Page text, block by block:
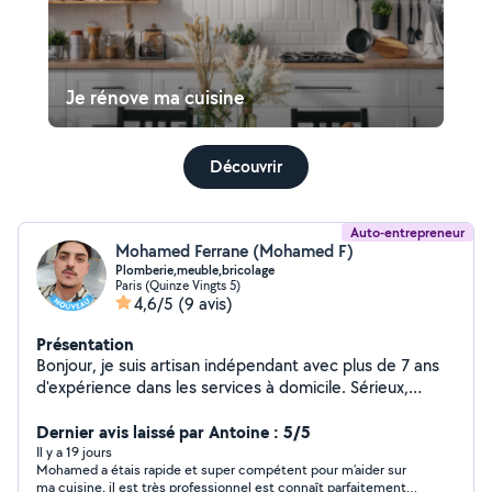
Je rénove ma cuisine
Découvrir
Auto-entrepreneur
Mohamed Ferrane (Mohamed F)
Plomberie,meuble,bricolage
Paris (Quinze Vingts 5)
4,6/5 (9 avis)
Présentation
Bonjour, je suis artisan indépendant avec plus de 7 ans
d'expérience dans les services à domicile. Sérieux,
qualité sur Paris et en Île-de-France. Mes prestations : *
Montage de meubles (IKEA et toutes marques) *
Fixation de TV au mur * Pose de tringles à rideaux,
Dernier avis laissé par Antoine : 5/5
Il y a 19 jours
Mohamed a étais rapide et super compétent pour m’aider sur
ma cuisine, il est très professionnel est connaît parfaitement